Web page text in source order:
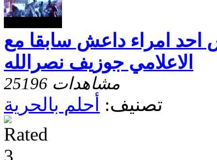
احد امراء داعش سابقا مع
الاعلامي جوزيف نصرالله
25196 مشاهدات
تصنيف: أحلم بالحرية